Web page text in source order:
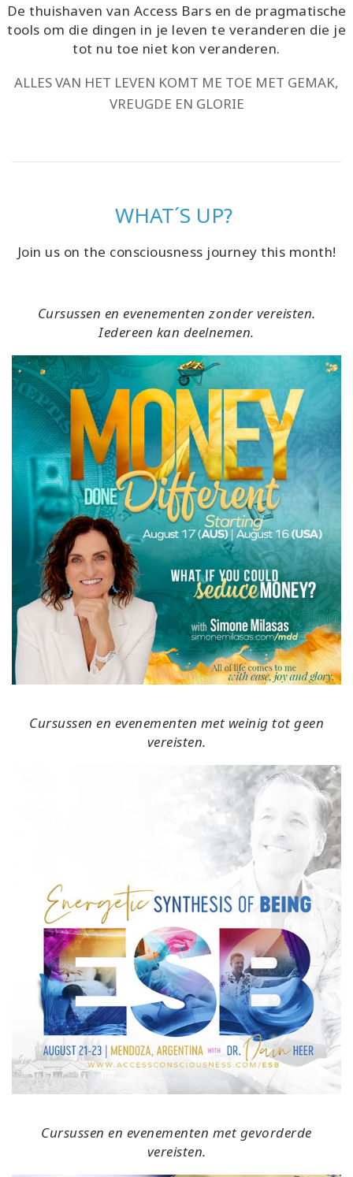
CONTACT
ZOEKEN
De thuishaven van Access Bars en de pragmatische
tools om die dingen in je leven te veranderen die je
tot nu toe niet kon veranderen.
ALLES VAN HET LEVEN KOMT ME TOE MET GEMAK,
VREUGDE EN GLORIE
WHAT´S UP?
Join us on the consciousness journey this month!
Cursussen en evenementen zonder vereisten.
Iedereen kan deelnemen.
Cursussen en evenementen met weinig tot geen
vereisten.
Cursussen en evenementen met gevorderde
vereisten.